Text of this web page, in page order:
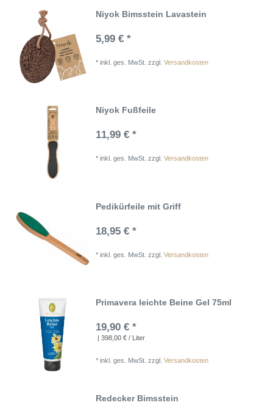
Niyok Bimsstein Lavastein
5,99 € *
*inkl. ges. MwSt. zzgl.Versandkosten
Niyok Fußfeile
11,99 € *
*inkl. ges. MwSt. zzgl.Versandkosten
Pedikürfeile mit Griff
18,95 € *
*inkl. ges. MwSt. zzgl.Versandkosten
Primavera leichte Beine Gel 75ml
19,90 € *
| 398,00 € / Liter
*inkl. ges. MwSt. zzgl.Versandkosten
Redecker Bimsstein